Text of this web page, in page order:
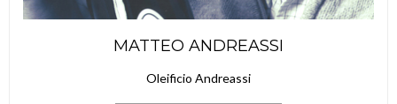
MATTEO ANDREASSI
Oleificio Andreassi